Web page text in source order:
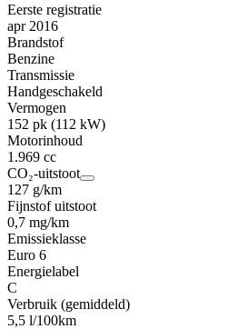
Eerste registratie
apr 2016
Brandstof
Benzine
Transmissie
Handgeschakeld
Vermogen
152 pk (112 kW)
Motorinhoud
1.969 cc
CO₂-uitstoot
127 g/km
Fijnstof uitstoot
0,7 mg/km
Emissieklasse
Euro 6
Energielabel
C
Verbruik (gemiddeld)
5,5 l/100km